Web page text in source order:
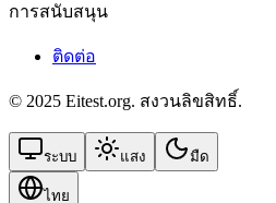
การสนับสนุน
ติดต่อ
© 2025 Eitest.org. สงวนลิขสิทธิ์.
ระบบ แสง มืด
ไทย